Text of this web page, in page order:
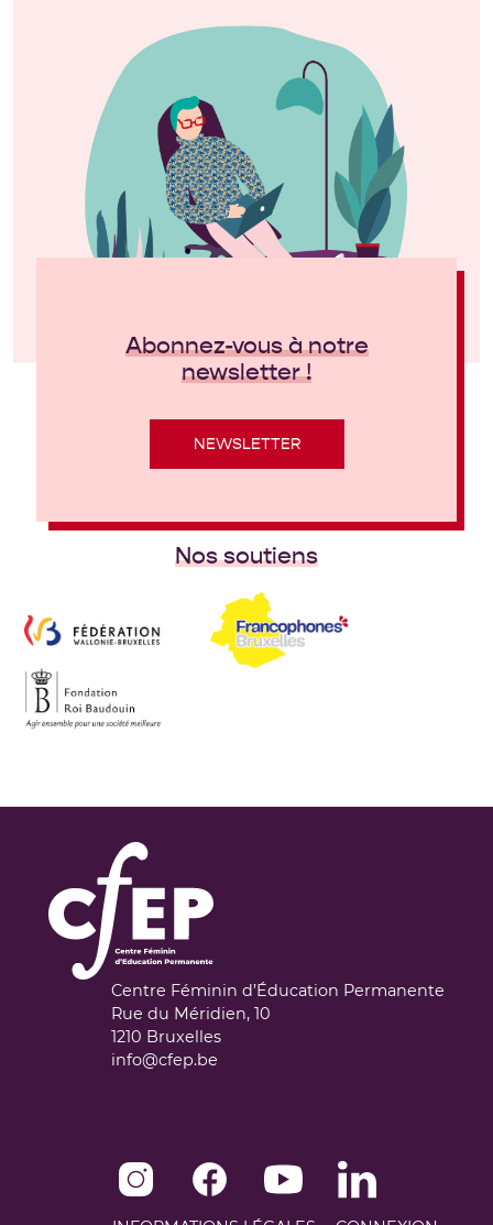
Abonnez-vous à notre
newsletter !
NEWSLETTER
Nos soutiens
Centre Féminin d’Éducation Permanente
Rue du Méridien, 10
1210 Bruxelles
info@cfep.be